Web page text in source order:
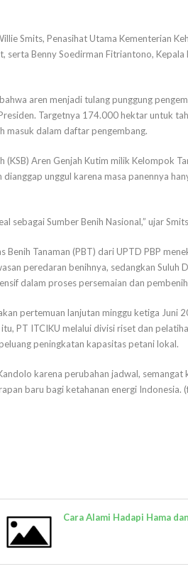
Smits, Penasihat Utama Kementerian
Benny Soedirman Fitriantono, Kepala
aren menjadi tulang punggung
Targetnya 174.000 hektar untuk
masuk dalam daftar pengembang.
(KSB) Aren Genjah Kutim milik Kelompok
unggul karena masa panennya
sebagai Sumber Benih Nasional,” ujar
Tanaman (PBT) dari UPTD PBP
peredaran benihnya, sedangkan Suluh
dalam proses persemaian dan
pertemuan lanjutan minggu ketiga Juni
PT ITCIKU melalui divisi riset dan
peningkatan kapasitas petani lokal.
karena perubahan jadwal,
baru bagi ketahanan energi Indonesia.
Cara Alami Hadapi Hama